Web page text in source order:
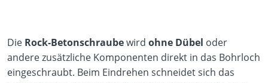
Die Rock-Betonschraubewird ohne Dübel oder
andere zusätzliche Komponenten direkt in das Bohrloch
eingeschraubt. Beim Eindrehen schneidet sich das